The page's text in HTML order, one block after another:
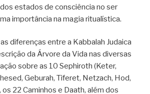
estados de consciência no ser
importância na magia ritualística.
diferenças entre a Kabbalah Judaica
da Árvore da Vida nas diversas
sobre as 10 Sephiroth (Keter,
Geburah, Tiferet, Netzach, Hod,
os 22 Caminhos e Daath, além dos